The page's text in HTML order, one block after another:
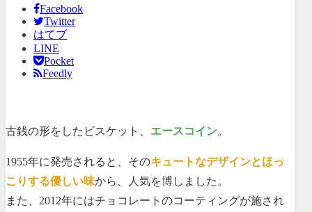
Facebook
Twitter
はてブ
LINE
Pocket
Feedly
古銭の形をしたビスケット、 エースコイン。
1955年に発売されると、そのキュートなデザインとほっ
こりする優しい味から、人気を博しました。
また、2012年にはチョコレートのコーティングが施され